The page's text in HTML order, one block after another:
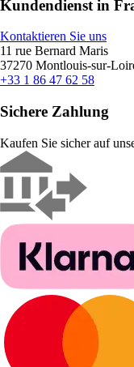
Kundendienst in
Kontaktieren Sie uns
11 rue Bernard Maris
37270 Montlouis-sur-
+33 1 86 47 62 58
Sichere Zahlung
Kaufen Sie sicher auf